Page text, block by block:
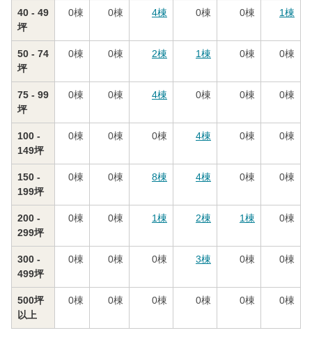
40 - 49
坪
0棟 0棟 4棟 0棟 0棟 1棟
50 - 74
坪
0棟 0棟 2棟 1棟 0棟 0棟
75 - 99
坪
0棟 0棟 4棟 0棟 0棟 0棟
100 -
149坪
0棟 0棟 0棟 4棟 0棟 0棟
150 -
199坪
0棟 0棟 8棟 4棟 0棟 0棟
200 -
299坪
0棟 0棟 1棟 2棟 1棟 0棟
300 -
499坪
0棟 0棟 0棟 3棟 0棟 0棟
500坪
以上
0棟 0棟 0棟 0棟 0棟 0棟